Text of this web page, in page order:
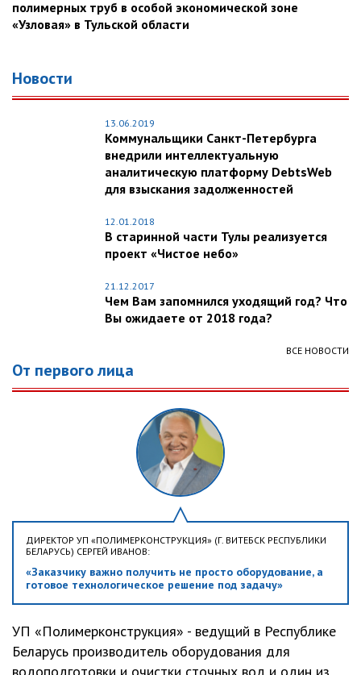
полимерных труб в особой экономической зоне
«Узловая» в Тульской области
Новости
13.06.2019
Коммунальщики Санкт-Петербурга
внедрили интеллектуальную
аналитическую платформу DebtsWeb
для взыскания задолженностей
12.01.2018
В старинной части Тулы реализуется
проект «Чистое небо»
21.12.2017
Чем Вам запомнился уходящий год? Что
Вы ожидаете от 2018 года?
ВСЕ НОВОСТИ
От первого лица
ДИРЕКТОР УП «ПОЛИМЕРКОНСТРУКЦИЯ» (Г. ВИТЕБСК РЕСПУБЛИКИ
БЕЛАРУСЬ) СЕРГЕЙ ИВАНОВ:
«Заказчику важно получить не просто оборудование, а
готовое технологическое решение под задачу»
УП «Полимерконструкция» - ведущий в Республике
Беларусь производитель оборудования для
водоподготовки и очистки сточных вод и один из